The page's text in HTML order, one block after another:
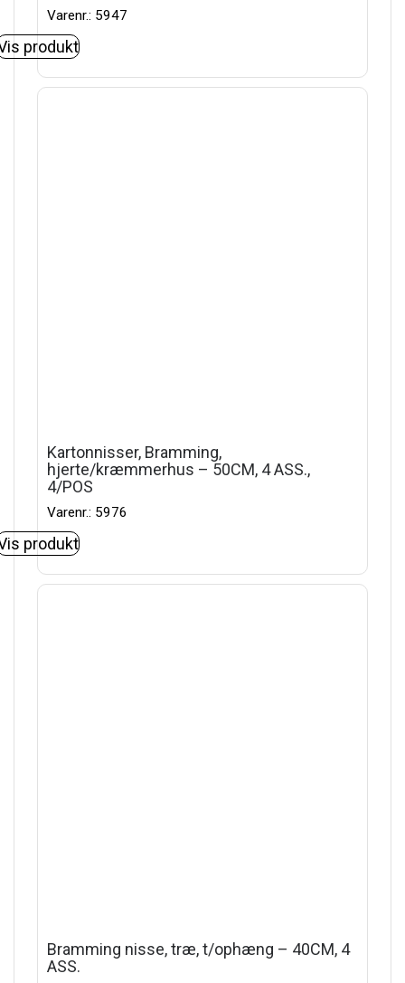
Varenr.: 5947
produkt
Kartonnisser, Bramming,
hjerte/kræmmerhus – 50CM, 4 ASS.,
4/POS
Varenr.: 5976
produkt
Bramming nisse, træ, t/ophæng – 40CM, 4
ASS.